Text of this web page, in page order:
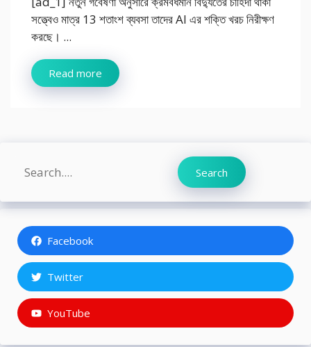
সত্ত্বেও মাত্র 13 শতাংশ ব্যবসা তাদের AI এর শক্তি খরচ নিরীক্ষণ
করছে। ...
Read more
Search Search
Facebook
Twitter
YouTube